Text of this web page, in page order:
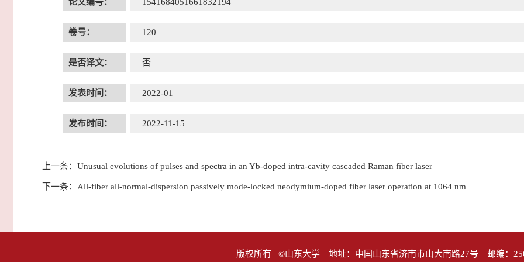
卷号： 120
是否译文： 否
发表时间： 2022-01
发布时间： 2022-11-15
上一条： Unusual evolutions of pulses and spectra in an Yb-doped intra-cavity cascaded Raman fiber laser
下一条： All-fiber all-normal-dispersion passively mode-locked neodymium-doped fiber laser operation at 1064 nm
版权所有 ©山东大学 地址：中国山东省济南市山大南路27号 邮编：